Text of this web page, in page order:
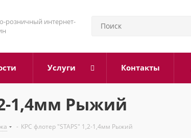
розничный интернет-
Услуги Контакты
1,4мм Рыжий
- КРС флотер "STAPS" 1,2-1,4мм Рыжий